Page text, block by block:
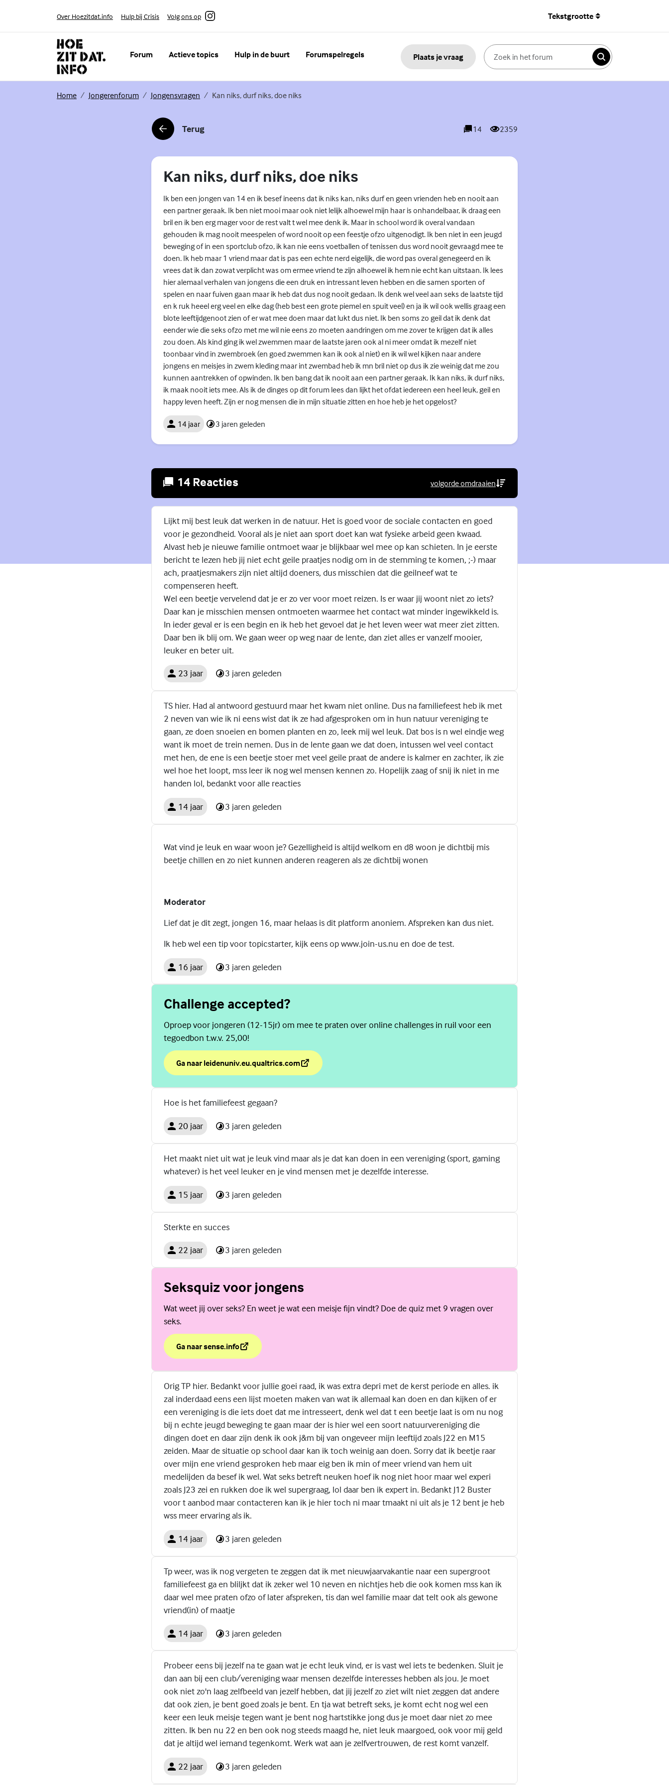
Over Hoezitdat.info Hulp bij Crisis Volg ons op
Instagram Tekstgrootte
Forum Actieve topics Hulp in de buurt Forumspelregels Plaats je vraag
Zoeken
Home(Externe link)
Jongerenforum(Externe link)
Jongensvragen (Externe link)
Kan niks, durf niks, doe niks
Terug
(Externe link) 14
reacties
2359
weergaves
Kan niks, durf niks, doe niks
Ik ben een jongen van 14 en ik besef ineens dat ik niks kan, niks durf en geen vrienden heb en nooit aan
een partner geraak. Ik ben niet mooi maar ook niet lelijk alhoewel mijn haar is onhandelbaar, ik draag een
bril en ik ben erg mager voor de rest valt t wel mee denk ik. Maar in school word ik overal vandaan
gehouden ik mag nooit meespelen of word nooit op een feestje ofzo uitgenodigt. Ik ben niet in een jeugd
beweging of in een sportclub ofzo, ik kan nie eens voetballen of tenissen dus word nooit gevraagd mee te
doen. Ik heb maar 1 vriend maar dat is pas een echte nerd eigelijk, die word pas overal genegeerd en ik
vrees dat ik dan zowat verplicht was om ermee vriend te zijn alhoewel ik hem nie echt kan uitstaan. Ik lees
hier alemaal verhalen van jongens die een druk en intressant leven hebben en die samen sporten of
spelen en naar fuiven gaan maar ik heb dat dus nog nooit gedaan. Ik denk wel veel aan seks de laatste tijd
en k ruk heeel erg veel en elke dag (heb best een grote piemel en spuit veel) en ja ik wil ook wellis graag een
blote leeftijdgenoot zien of er wat mee doen maar dat lukt dus niet. Ik ben soms zo geil dat ik denk dat
eender wie die seks ofzo met me wil nie eens zo moeten aandringen om me zover te krijgen dat ik alles
zou doen. Als kind ging ik wel zwemmen maar de laatste jaren ook al ni meer omdat ik mezelf niet
toonbaar vind in zwembroek (en goed zwemmen kan ik ook al niet) en ik wil wel kijken naar andere
jongens en meisjes in zwem kleding maar int zwembad heb ik mn bril niet op dus ik zie weinig dat me zou
kunnen aantrekken of opwinden. Ik ben bang dat ik nooit aan een partner geraak. Ik kan niks, ik durf niks,
ik maak nooit iets mee. Als ik de dinges op dit forum lees dan lijkt het ofdat iedereen een heel leuk, geil en
happy leven heeft. Zijn er nog mensen die in mijn situatie zitten en hoe heb je het opgelost?
14 jaar 3 jaren geleden
14 Reacties volgorde omdraaien
(Externe link)
Lijkt mij best leuk dat werken in de natuur. Het is goed voor de sociale contacten en goed
voor je gezondheid. Vooral als je niet aan sport doet kan wat fysieke arbeid geen kwaad.
Alvast heb je nieuwe familie ontmoet waar je blijkbaar wel mee op kan schieten. In je eerste
bericht te lezen heb jij niet echt geile praatjes nodig om in de stemming te komen, ;-) maar
ach, praatjesmakers zijn niet altijd doeners, dus misschien dat die geilneef wat te
compenseren heeft.
Wel een beetje vervelend dat je er zo ver voor moet reizen. Is er waar jij woont niet zo iets?
Daar kan je misschien mensen ontmoeten waarmee het contact wat minder ingewikkeld is.
In ieder geval er is een begin en ik heb het gevoel dat je het leven weer wat meer ziet zitten.
Daar ben ik blij om. We gaan weer op weg naar de lente, dan ziet alles er vanzelf mooier,
leuker en beter uit.
23 jaar 3 jaren geleden
TS hier. Had al antwoord gestuurd maar het kwam niet online. Dus na familiefeest heb ik met
2 neven van wie ik ni eens wist dat ik ze had afgesproken om in hun natuur vereniging te
gaan, ze doen snoeien en bomen planten en zo, leek mij wel leuk. Dat bos is n wel eindje weg
want ik moet de trein nemen. Dus in de lente gaan we dat doen, intussen wel veel contact
met hen, de ene is een beetje stoer met veel geile praat de andere is kalmer en zachter, ik zie
wel hoe het loopt, mss leer ik nog wel mensen kennen zo. Hopelijk zaag of snij ik niet in me
handen lol, bedankt voor alle reacties
14 jaar 3 jaren geleden
Wat vind je leuk en waar woon je? Gezelligheid is altijd welkom en d8 woon je dichtbij mis
beetje chillen en zo niet kunnen anderen reageren als ze dichtbij wonen
Moderator
Lief dat je dit zegt, jongen 16, maar helaas is dit platform anoniem. Afspreken kan dus niet.
Ik heb wel een tip voor topicstarter, kijk eens op www.join-us.nu en doe de test.
16 jaar 3 jaren geleden
Challenge accepted?
Oproep voor jongeren (12-15jr) om mee te praten over online challenges in ruil voor een
tegoedbon t.w.v. 25,00!
Ga naar leidenuniv.eu.qualtrics.com
over Challenge accepted?
(Externe link)
Hoe is het familiefeest gegaan?
20 jaar 3 jaren geleden
Het maakt niet uit wat je leuk vind maar als je dat kan doen in een vereniging (sport, gaming
whatever) is het veel leuker en je vind mensen met je dezelfde interesse.
15 jaar 3 jaren geleden
Sterkte en succes
22 jaar 3 jaren geleden
Seksquiz voor jongens
Wat weet jij over seks? En weet je wat een meisje fijn vindt? Doe de quiz met 9 vragen over
seks.
Ga naar sense.info
over Seksquiz voor jongens
(Externe link)
Orig TP hier. Bedankt voor jullie goei raad, ik was extra depri met de kerst periode en alles. ik
zal inderdaad eens een lijst moeten maken van wat ik allemaal kan doen en dan kijken of er
een vereniging is die iets doet dat me intresseert, denk wel dat t een beetje laat is om nu nog
bij n echte jeugd beweging te gaan maar der is hier wel een soort natuurvereniging die
dingen doet en daar zijn denk ik ook j&m bij van ongeveer mijn leeftijd zoals J22 en M15
zeiden. Maar de situatie op school daar kan ik toch weinig aan doen. Sorry dat ik beetje raar
over mijn ene vriend gesproken heb maar eig ben ik min of meer vriend van hem uit
medelijden da besef ik wel. Wat seks betreft neuken hoef ik nog niet hoor maar wel experi
zoals J23 zei en rukken doe ik wel supergraag, lol daar ben ik expert in. Bedankt J12 Buster
voor t aanbod maar contacteren kan ik je hier toch ni maar tmaakt ni uit als je 12 bent je heb
wss meer ervaring als ik.
14 jaar 3 jaren geleden
Tp weer, was ik nog vergeten te zeggen dat ik met nieuwjaarvakantie naar een supergroot
familiefeest ga en bliljkt dat ik zeker wel 10 neven en nichtjes heb die ook komen mss kan ik
daar wel mee praten ofzo of later afspreken, tis dan wel familie maar dat telt ook als gewone
vriend(in) of maatje
14 jaar 3 jaren geleden
Probeer eens bij jezelf na te gaan wat je echt leuk vind, er is vast wel iets te bedenken. Sluit je
dan aan bij een club/vereniging waar mensen dezelfde interesses hebben als jou. Je moet
ook niet zo'n laag zelfbeeld van jezelf hebben, dat jij jezelf zo ziet wilt niet zeggen dat andere
dat ook zien, je bent goed zoals je bent. En tja wat betreft seks, je komt echt nog wel een
keer een leuk meisje tegen want je bent nog hartstikke jong dus je moet daar niet zo mee
zitten. Ik ben nu 22 en ben ook nog steeds maagd he, niet leuk maargoed, ook voor mij geld
dat je altijd wel iemand tegenkomt. Werk wat aan je zelfvertrouwen, de rest komt vanzelf.
22 jaar 3 jaren geleden